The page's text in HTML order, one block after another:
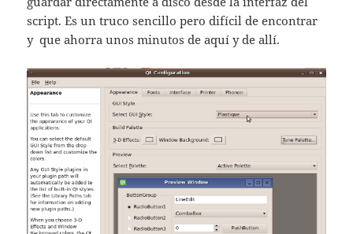
script. Es un truco sencillo pero difícil de encontrar
y que ahorra unos minutos de aquí y de allí.